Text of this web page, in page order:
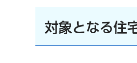
対象となる住